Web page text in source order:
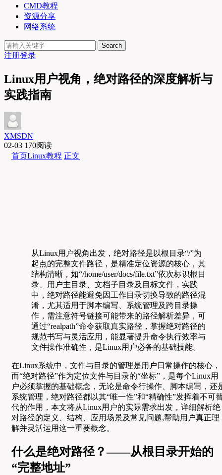
CMD教程
资源分享
网络系统
Search
注册登录
Linux用户视角，绝对路径的深度解析与
实践指南
XMSDN
02-03 170阅读
首页Linux教程 正文
从Linux用户视角出发，绝对路径是以根目录“/”为
起点的完整文件路径，是精准定位资源的核心，其
结构清晰，如“/home/user/docs/file.txt”依次标识根目
录、用户主目录、文档子目录及目标文件，实践
中，绝对路径能避免因工作目录切换导致的路径混
淆，尤其适用于脚本编写、系统管理及跨目录操
作，需注意符号链接可能带来的路径解析差异，可
通过“realpath”命令获取真实路径，掌握绝对路径的
规范书写与灵活应用，能显著提升命令执行效率与
文件操作准确性，是Linux用户必备的基础技能。
在Linux系统中，文件与目录的管理是用户日常操作的核心，
而“绝对路径”作为定位文件与目录的“坐标”，是每个Linux用
户必须掌握的基础概念，无论是命令行操作、脚本编写，还
系统管理，绝对路径都以其“唯一性”和“精确性”发挥着不可
代的作用，本文将从Linux用户的实际需求出发，详细解析绝
对路径的定义、结构、应用场景及常见问题,帮助用户真正理
解并灵活运用这一重要概念。
什么是绝对路径？——从根目录开始的
“完整地址”